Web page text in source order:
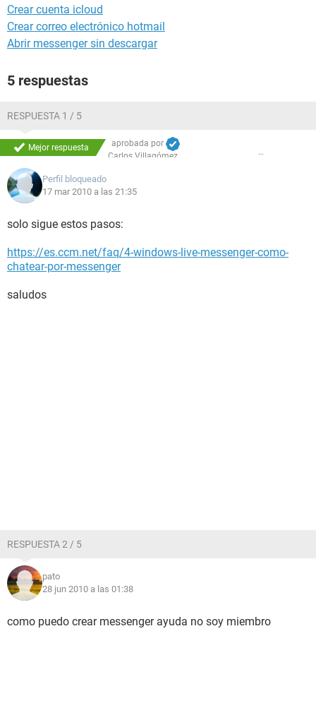
Crear cuenta icloud
Crear correo electrónico hotmail
Abrir messenger sin descargar
5 respuestas
RESPUESTA 1 / 5
Mejor respuesta
aprobada por
Carlos Villagómez
Perfil bloqueado
17 mar 2010 a las 21:35
solo sigue estos pasos:
https://es.ccm.net/faq/4-windows-live-messenger-como-
chatear-por-messenger
saludos
RESPUESTA 2 / 5
pato
28 jun 2010 a las 01:38
como puedo crear messenger ayuda no soy miembro